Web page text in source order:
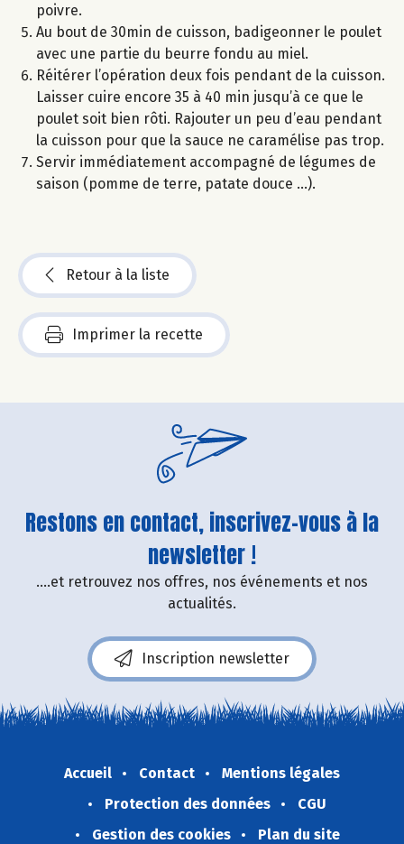
poivre.
Au bout de 30min de cuisson, badigeonner le poulet
avec une partie du beurre fondu au miel.
Réitérer l’opération deux fois pendant de la cuisson.
Laisser cuire encore 35 à 40 min jusqu’à ce que le
poulet soit bien rôti. Rajouter un peu d’eau pendant
la cuisson pour que la sauce ne caramélise pas trop.
Servir immédiatement accompagné de légumes de
saison (pomme de terre, patate douce …).
Retour à la liste
Imprimer la recette
Restons en contact, inscrivez-vous à la
newsletter !
....et retrouvez nos offres, nos événements et nos
actualités.
Inscription newsletter
Accueil Contact
Mentions légales
Protection des données
CGU
Gestion des cookies
Plan du site